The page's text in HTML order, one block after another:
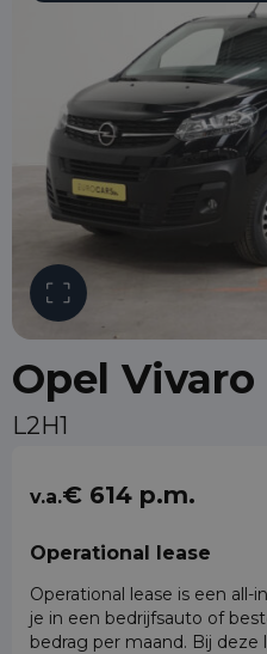
Opel Vivaro
L2H1
v.a.€ 614 p.m.
Operational lease
Operational lease is een all-
je in een bedrijfsauto of
bedrag per maand. Bij deze